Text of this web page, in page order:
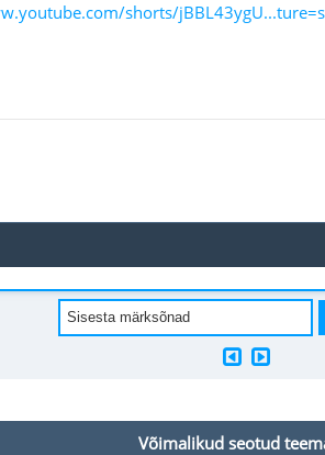
shorts/
Võimalikud seotud